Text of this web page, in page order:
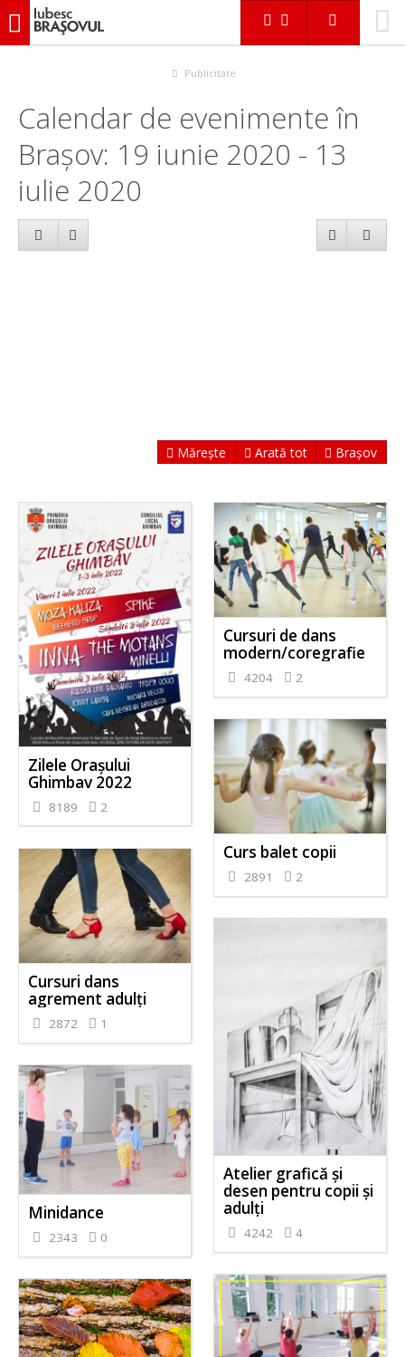
iubescbraşovul.ro
Publicitate
Calendar de evenimente în
Brașov: 19 iunie 2020 - 13
iulie 2020
Mărește Arată tot Brașov
Zilele Orașului
Ghimbav 2022
8189 2
Cursuri de dans
modern/coregrafie
4204 2
Curs balet copii
2891 2
Cursuri dans
agrement adulți
2872 1
Atelier grafică și
desen pentru copii și
adulți
4242 4
Minidance
2343 0